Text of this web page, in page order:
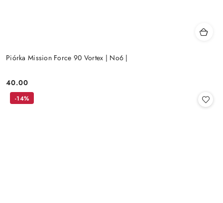
Piórka Mission Force 90 Vortex | No6 |
Cena:
40.00
-14%